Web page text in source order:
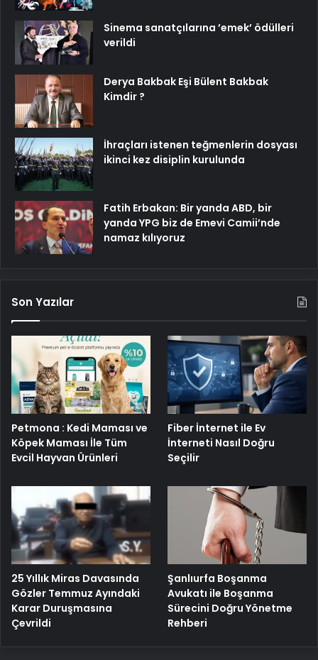
Sinema sanatçılarına ’emek’ ödülleri
verildi
Derya Bakbak Eşi Bülent Bakbak
Kimdir ?
İhraçları istenen teğmenlerin dosyası
ikinci kez disiplin kurulunda
Fatih Erbakan: Bir yanda ABD, bir
yanda YPG biz de Emevi Camii’nde
namaz kılıyoruz
Son Yazılar
Petmona : Kedi Maması ve
Köpek Maması İle Tüm
Evcil Hayvan Ürünleri
Fiber İnternet ile Ev
İnterneti Nasıl Doğru
Seçilir
25 Yıllık Miras Davasında
Gözler Temmuz Ayındaki
Karar Duruşmasına
Çevrildi
Şanlıurfa Boşanma
Avukatı ile Boşanma
Sürecini Doğru Yönetme
Rehberi